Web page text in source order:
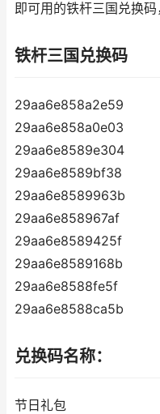
即可用的铁杆三国兑换码
铁杆三国兑换码
29aa6e858a2e59
29aa6e858a0e03
29aa6e8589e304
29aa6e8589bf38
29aa6e8589963b
29aa6e858967af
29aa6e8589425f
29aa6e8589168b
29aa6e8588fe5f
29aa6e8588ca5b
兑换码名称：
节日礼包